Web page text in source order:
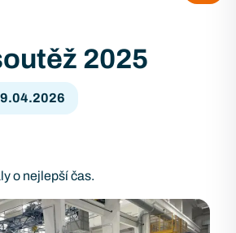
2025
o nejlepší čas.